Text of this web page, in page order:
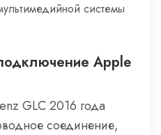
системы
Apple
GLC 2016 года
соединение,